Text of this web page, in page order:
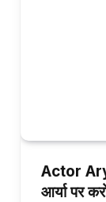
Actor
आर्या पर